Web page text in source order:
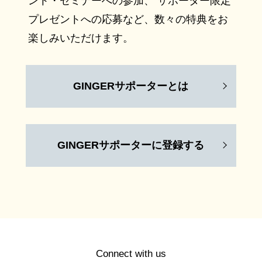
プレゼントへの応募など、数々の特典をお
楽しみいただけます。
GINGERサポーターとは
GINGERサポーターに登録する
Connect with us